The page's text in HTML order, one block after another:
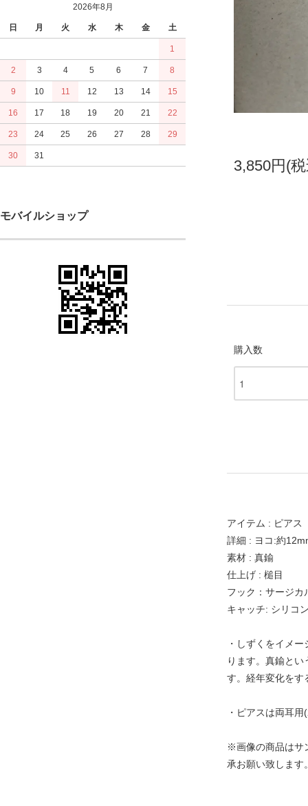
2026年8月
日 月 火 水 木 金 土
1
2 3 4 5 6 7 8
9 10 11 12 13 14 15
16 17 18 19 20 21 22
23 24 25 26 27 28 29
30 31
モバイルショップ
3,850円(
購入数
アイテム : ピアス
詳細 : ヨコ:約
素材 : 真鍮
仕上げ : 槌目
フック：サージ
キャッチ: シリコ
・しずくをイメ
ります。真鍮と
す。経年変化をす
・ピアスは両耳
※画像の商品はサ
承お願い致します